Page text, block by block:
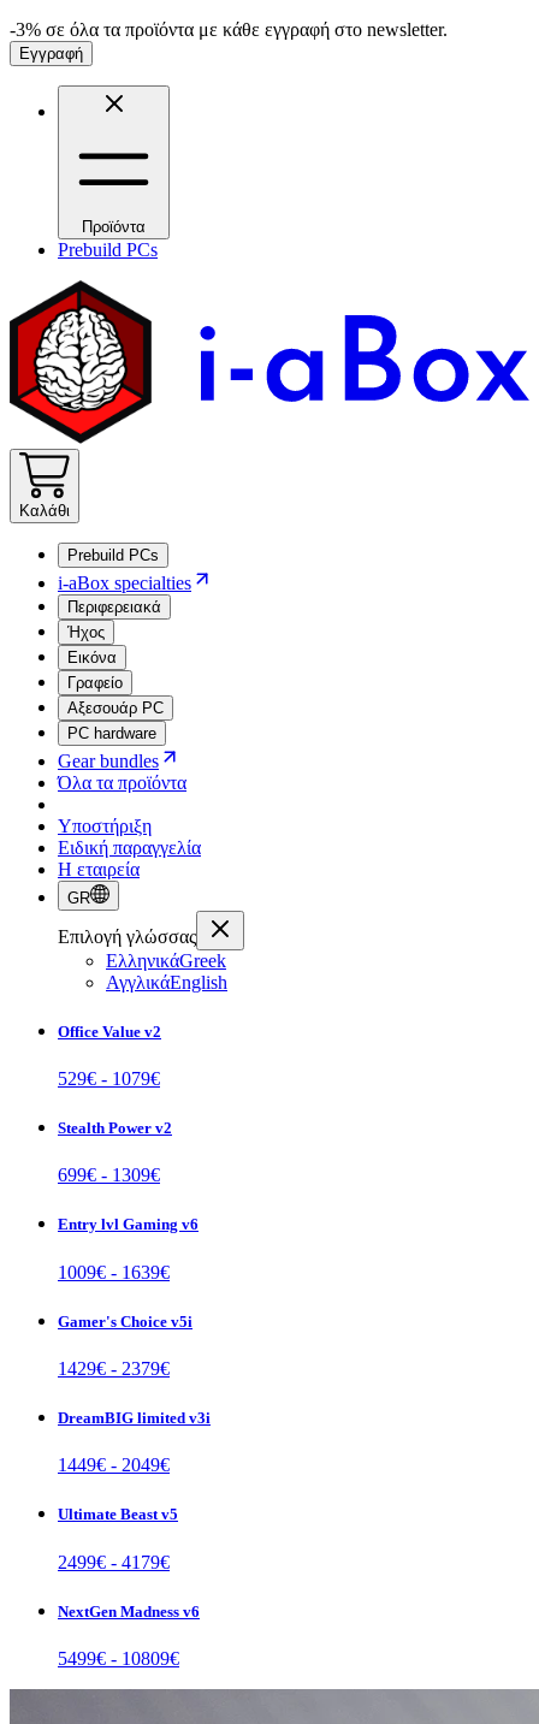
-3% σε όλα τα προϊόντα με κάθε εγγραφή στο newsletter.
Εγγραφή
Προϊόντα
Prebuild PCs
Καλάθι
Prebuild PCs
i-aBox specialties
Περιφερειακά
Ήχος
Εικόνα
Γραφείο
Αξεσουάρ PC
PC hardware
Gear bundles
Όλα τα προϊόντα
Υποστήριξη
Ειδική παραγγελία
Η εταιρεία
GR
Επιλογή γλώσσας
ΕλληνικάGreek
ΑγγλικάEnglish
Office Value v2
529€ - 1079€
Stealth Power v2
699€ - 1309€
Entry lvl Gaming v6
1009€ - 1639€
Gamer's Choice v5i
1429€ - 2379€
DreamBIG limited v3i
1449€ - 2049€
Ultimate Beast v5
2499€ - 4179€
NextGen Madness v6
5499€ - 10809€